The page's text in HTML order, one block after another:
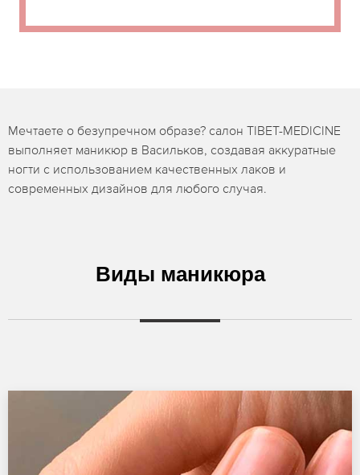
Мечтаете о безупречном образе? салон TIBET-MEDICINE
выполняет маникюр в Васильков, создавая аккуратные
ногти с использованием качественных лаков и
современных дизайнов для любого случая.
Виды маникюра